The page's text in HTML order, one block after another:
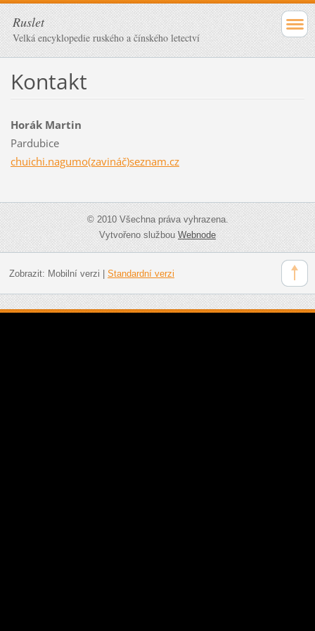
Ruslet
Velká encyklopedie ruského a čínského letectví
Kontakt
Horák Martin
Pardubice
chuichi.nagumo(zavináč)seznam.cz
© 2010 Všechna práva vyhrazena.
Vytvořeno službouWebnode
Zobrazit: Mobilní verzi Standardní verzi